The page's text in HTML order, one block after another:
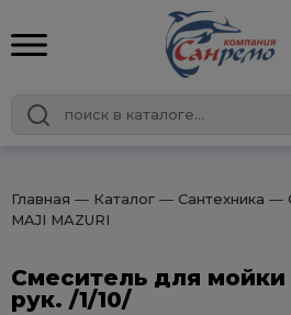
Главная ― Каталог ― Сантехника ―
MAJI MAZURI
Смеситель для мойки
рук. /1/10/